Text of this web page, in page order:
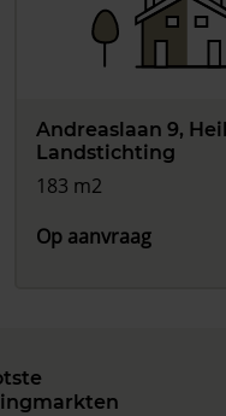
Andreaslaan 9,
Landstichting
183 m2
Op aanvraag